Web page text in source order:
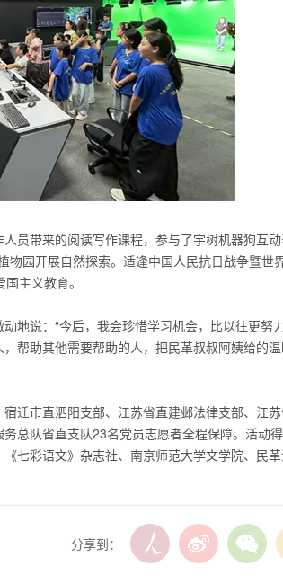
员带来的阅读写作课程，参与了宇树机器狗互
园开展自然探索。适逢中国人民抗日战争暨世
主义教育。
地说：“今后，我会珍惜学习机会，比以往更努
帮助其他需要帮助的人，把民革叔叔阿姨给的
迁市直泗阳支部、 江苏省直建邺法律支部、 江苏
总队省直支队23名党员志愿者全程保障。活动
七彩语文》杂志社、南京师范大学文学院、民革
分享到：